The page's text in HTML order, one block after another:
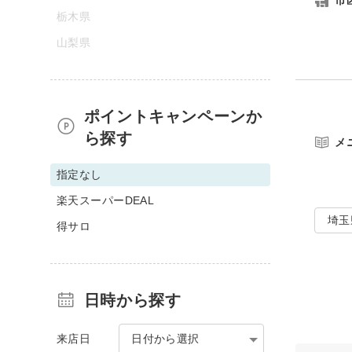
メ
埼
栃木県
山梨県
ポイントキャンペーンか
ら探す
指定なし
楽天スーパーDEAL
得サロ
日時から探す
来店日 日付から選択